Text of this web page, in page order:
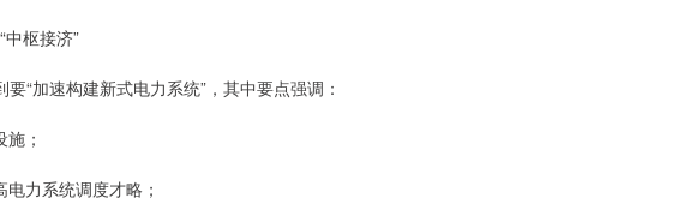
枢接济”
“加速构建新式电力系统”，其中要点强调：
；
力系统调度才略；